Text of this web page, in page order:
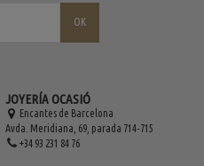
JOYERÍA OCASIÓ
Encantes de Barcelona
Avda. Meridiana, 69, parada 714-715
+34 93 231 84 76